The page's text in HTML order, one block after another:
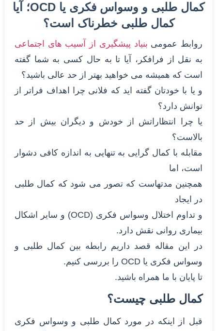
کمال طلبی و وسواس فکری یا OCD؛ آیا
کمال طلبی خطرناک است؟
روابط عمومی بنیاد پیشگیری از آسیب های اجتماعی
به نقل از فرافکر، آیا تا به حال کسی به شما گفته
است که همیشه می خواهید بهتر از حد عالی باشید؟
و یا با خودتان گفته اید که فلانی چرا اهداف فراتر از
توانش دارد؟
یا چرا انتظاراتش از خودش و دیگران بیش از حد
بالاست؟
مقابله با کمال گرایی به تنهایی به اندازه کافی دشوار
است، اما
همچنین مدتهاست که تصور می شود که کمال طلبی
در ایجاد
و تداوم اختلال وسواس فکری (OCD) و سایر اشکال
بیماری روانی نقش دارد.
در این مقاله قصد داریم رابطه بین کمال طلبی و
وسواس فکری یا OCD را بررسی کنیم.
تا پایان با ما همراه باشید.
کمال طلبی چیست؟
قبل از اینکه در مورد کمال طلبی و وسواس فکری